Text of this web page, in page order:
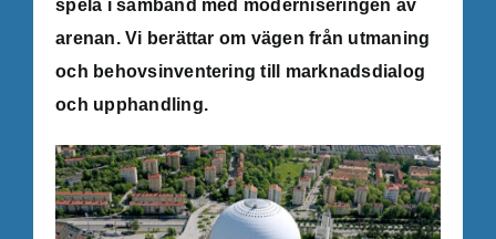
spela i samband med moderniseringen av
arenan. Vi berättar om vägen från utmaning
och behovsinventering till marknadsdialog
och upphandling.